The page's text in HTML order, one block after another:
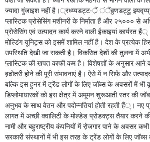
ज्यादा गुंजाइश नहीं है।्रध्य्यडट्ट·र्ैं ंैंठ्ठणडट्टुर्‍
प्लास्टिक प्रोसेसिंग मशीनरी के निर्माता हैं और २५००० से
प्रोसेसिंग एवं उत्पादन कार्य करने वाली ईकाइयां कार्यरत
मोल्डिंग यूनिट्स को इसमें शामिल नहीं है। देश के प्रत्येक
उपस्थिति देखी जा सकती है। विकसित देशों की तुलना में अभी
प्लास्टिक की खपत काफी कम है। विशेषज्ञों के अनुसार आने
ब़ढोतरी होने की पूरी संभावनाएं है। ऐसे में न सिर्फ और
बल्कि इस हुनर में ट्रेंड लोगों के लिए जॉब्स के अवसरों में भी
डिप्लोमाधारकों को इस क्षेत्र में अमूमन शुरूआती स्तर की
अनुभव के साथ वेतन और पदोन्नतियां होती रहती हैं्। नए
लागत में अच्छी क्वालिटी के मोल्डेड प्रोडक्ट्स तैयार करने
नामी और बहुराष्ट्रीय कंपनियों में रो़जगार पाने के अवसर
सरकारी संस्थानों में भी इस तरह के ट्रेंड लोगों के लिए